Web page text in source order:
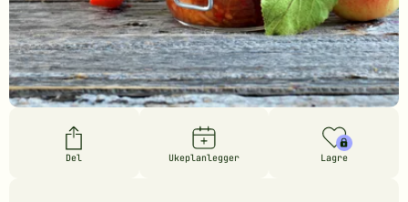
Del Ukeplanlegger Lagre